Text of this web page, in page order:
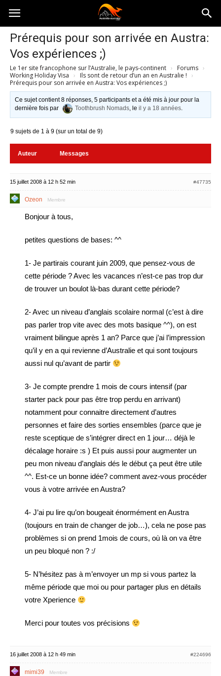
Australia-
australie.com
Prérequis pour son arrivée en Austra:
Vos expériences ;)
Le 1er site francophone sur l’Australie, le pays-continent › Forums ›
Working Holiday Visa › Ils sont de retour d’un an en Australie ! ›
Prérequis pour son arrivée en Austra: Vos expériences ;)
Ce sujet contient 8 réponses, 5 participants et a été mis à jour pour la
dernière fois par
Toothbrush Nomads, leil y a 18 années.
9 sujets de 1 à 9 (sur un total de 9)
Auteur Messages
15 juillet 2008 à 12 h 52 min #47735
Ozeon Membre
Bonjour à tous,
petites questions de bases: ^^
1- Je partirais courant juin 2009, que pensez-vous de
cette période ? Avec les vacances n’est-ce pas trop dur
de trouver un boulot là-bas durant cette période?
2- Avec un niveau d’anglais scolaire normal (c’est à dire
pas parler trop vite avec des mots basique ^^), on est
vraiment bilingue après 1 an? Parce que j’ai l’impression
qu’il y en a qui revienne d’Australie et qui sont toujours
aussi nul qu’avant de partir
3- Je compte prendre 1 mois de cours intensif (par
starter pack pour pas être trop perdu en arrivant)
notamment pour connaitre directement d’autres
personnes et faire des sorties ensembles (parce que je
reste sceptique de s’intégrer direct en 1 jour… déjà le
décalage horaire :s ) Et puis aussi pour augmenter un
peu mon niveau d’anglais dés le début ça peut être utile
^^. Est-ce un bonne idée? comment avez-vous procéder
vous à votre arrivée en Austra?
4- J’ai pu lire qu’on bougeait énormément en Austra
(toujours en train de changer de job…), cela ne pose pas
problèmes si on prend 1mois de cours, où là on va être
un peu bloqué non ? :/
5- N’hésitez pas à m’envoyer un mp si vous partez la
même période que moi ou pour partager plus en détails
votre Xperience
Merci pour toutes vos précisions
16 juillet 2008 à 12 h 49 min #224696
mimi39 Membre